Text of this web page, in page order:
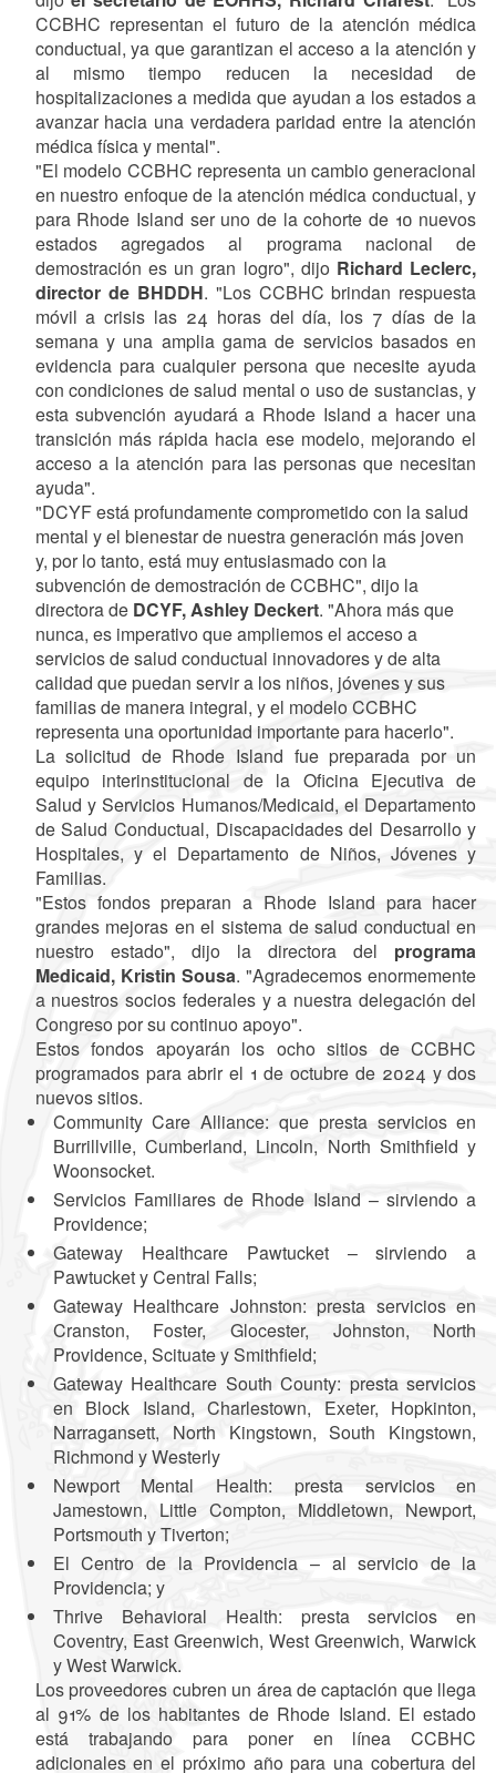
CCBHC representan el futuro de la atención médica
conductual, ya que garantizan el acceso a la atención y
al mismo tiempo reducen la necesidad de
hospitalizaciones a medida que ayudan a los estados a
avanzar hacia una verdadera paridad entre la atención
médica física y mental".
"El modelo CCBHC representa un cambio generacional
en nuestro enfoque de la atención médica conductual, y
para Rhode Island ser uno de la cohorte de 10 nuevos
estados agregados al programa nacional de
demostración es un gran logro", dijo Richard Leclerc,
director de BHDDH. "Los CCBHC brindan respuesta
móvil a crisis las 24 horas del día, los 7 días de la
semana y una amplia gama de servicios basados en
evidencia para cualquier persona que necesite ayuda
con condiciones de salud mental o uso de sustancias, y
esta subvención ayudará a Rhode Island a hacer una
transición más rápida hacia ese modelo, mejorando el
acceso a la atención para las personas que necesitan
ayuda".
"DCYF está profundamente comprometido con la salud
mental y el bienestar de nuestra generación más joven
y, por lo tanto, está muy entusiasmado con la
subvención de demostración de CCBHC", dijo la
directora de DCYF, Ashley Deckert. "Ahora más que
nunca, es imperativo que ampliemos el acceso a
servicios de salud conductual innovadores y de alta
calidad que puedan servir a los niños, jóvenes y sus
familias de manera integral, y el modelo CCBHC
representa una oportunidad importante para hacerlo".
La solicitud de Rhode Island fue preparada por un
equipo interinstitucional de la Oficina Ejecutiva de
Salud y Servicios Humanos/Medicaid, el Departamento
de Salud Conductual, Discapacidades del Desarrollo y
Hospitales, y el Departamento de Niños, Jóvenes y
Familias.
"Estos fondos preparan a Rhode Island para hacer
grandes mejoras en el sistema de salud conductual en
nuestro estado", dijo la directora del programa
Medicaid, Kristin Sousa. "Agradecemos enormemente
a nuestros socios federales y a nuestra delegación del
Congreso por su continuo apoyo".
Estos fondos apoyarán los ocho sitios de CCBHC
programados para abrir el 1 de octubre de 2024 y dos
nuevos sitios.
Community Care Alliance: que presta servicios en
Burrillville, Cumberland, Lincoln, North Smithfield y
Woonsocket.
Servicios Familiares de Rhode Island – sirviendo a
Providence;
Gateway Healthcare Pawtucket – sirviendo a
Pawtucket y Central Falls;
Gateway Healthcare Johnston: presta servicios en
Cranston, Foster, Glocester, Johnston, North
Providence, Scituate y Smithfield;
Gateway Healthcare South County: presta servicios
en Block Island, Charlestown, Exeter, Hopkinton,
Narragansett, North Kingstown, South Kingstown,
Richmond y Westerly
Newport Mental Health: presta servicios en
Jamestown, Little Compton, Middletown, Newport,
Portsmouth y Tiverton;
El Centro de la Providencia – al servicio de la
Providencia; y
Thrive Behavioral Health: presta servicios en
Coventry, East Greenwich, West Greenwich, Warwick
y West Warwick.
Los proveedores cubren un área de captación que llega
al 91% de los habitantes de Rhode Island. El estado
está trabajando para poner en línea CCBHC
adicionales en el próximo año para una cobertura del